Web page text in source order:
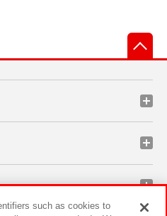
such as cookies to